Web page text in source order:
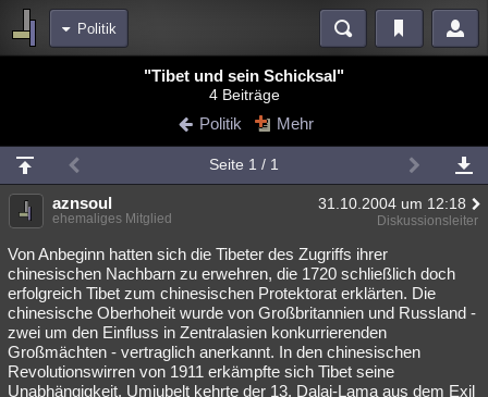
Politik
Blogs
Chat Wiki Neuigkeiten
meine Rubriken
Menschen Mystery Kriminalfälle
Spiritualität Verschwörungen Technologie Ufologie
Natur Umfragen Unterhaltung
weitere Rubriken
Philosophie Träume Orte Esoterik Literatur
"Tibet und sein Schicksal"
4 Beiträge
Politik Mehr
Seite 1 / 1
aznsoul 31.10.2004 um 12:18
ehemaliges Mitglied Diskussionsleiter
Von Anbeginn hatten sich die Tibeter des Zugriffs ihrer
chinesischen Nachbarn zu erwehren, die 1720 schließlich doch
erfolgreich Tibet zum chinesischen Protektorat erklärten. Die
chinesische Oberhoheit wurde von Großbritannien und Russland -
zwei um den Einfluss in Zentralasien konkurrierenden
Großmächten - vertraglich anerkannt. In den chinesischen
Revolutionswirren von 1911 erkämpfte sich Tibet seine
Unabhängigkeit. Umjubelt kehrte der 13. Dalai-Lama aus dem Exil